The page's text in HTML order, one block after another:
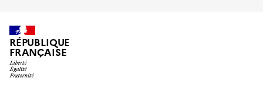
RÉPUBLIQUE
FRANÇAISE